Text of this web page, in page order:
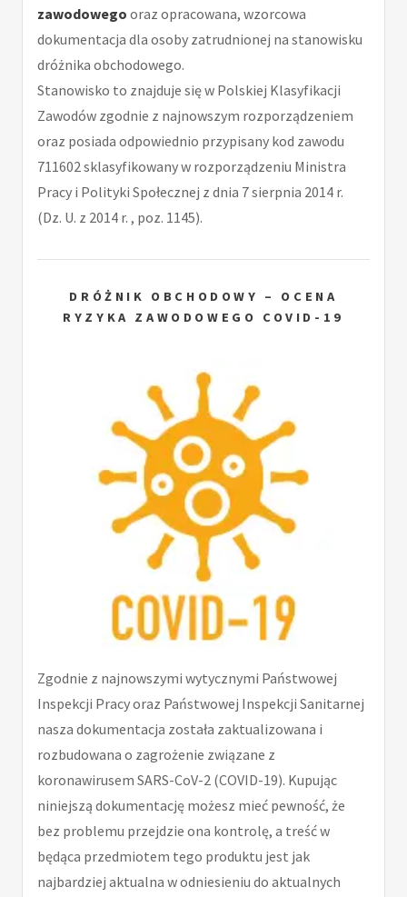
zawodowego oraz opracowana, wzorcowa
dokumentacja dla osoby zatrudnionej na stanowisku
dróżnika obchodowego.
Stanowisko to znajduje się w Polskiej Klasyfikacji
Zawodów zgodnie z najnowszym rozporządzeniem
oraz posiada odpowiednio przypisany kod zawodu
711602 sklasyfikowany w rozporządzeniu Ministra
Pracy i Polityki Społecznej z dnia 7 sierpnia 2014 r.
(Dz. U. z 2014 r. , poz. 1145).
DRÓŻNIK OBCHODOWY – OCENA
RYZYKA ZAWODOWEGO COVID-19
Zgodnie z najnowszymi wytycznymi Państwowej
Inspekcji Pracy oraz Państwowej Inspekcji Sanitarnej
nasza dokumentacja została zaktualizowana i
rozbudowana o zagrożenie związane z
koronawirusem SARS-CoV-2 (COVID-19). Kupując
niniejszą dokumentację możesz mieć pewność, że
bez problemu przejdzie ona kontrolę, a treść w
będąca przedmiotem tego produktu jest jak
najbardziej aktualna w odniesieniu do aktualnych